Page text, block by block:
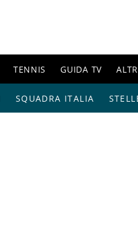
TENNIS GUIDA TV
SQUADRA ITALIA